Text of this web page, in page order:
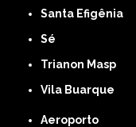
Santa Efigênia
Sé
Trianon Masp
Vila Buarque
Aeroporto